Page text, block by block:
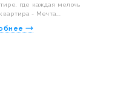
где каждая мелочь
- Мечта...